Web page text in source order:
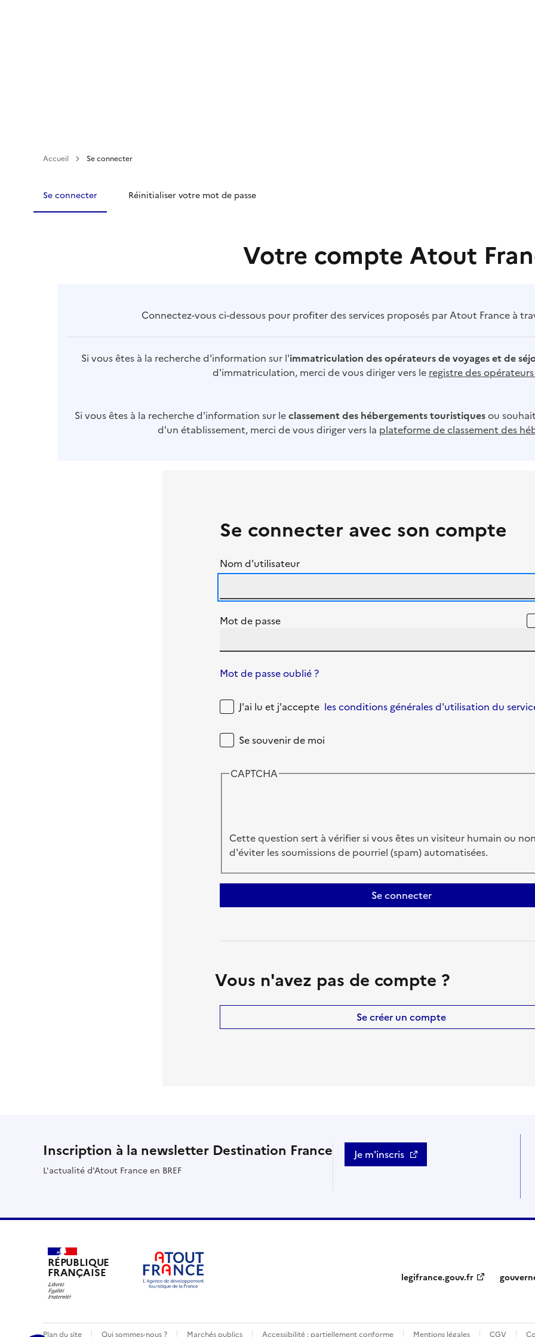
Accueil Se connecter
Se connecter Réinitialiser votre mot de passe
Votre compte Atout
Connectez-vous ci-dessous pour profiter des services proposés par Atout France à
Si vous êtes à la recherche d'information sur l'immatriculation des opérateurs de voyages et de
d'immatriculation, merci de vous diriger vers le registre des
Si vous êtes à la recherche d'information sur leclassement des hébergements touristiquesou
d'un établissement, merci de vous diriger vers la plateforme de classement des
Se connecter avec son compte
Nom d'utilisateur
Mot de passe
Mot de passe oublié ?
J'ai lu et j'accepte les conditions générales d'utilisation du
Se souvenir de moi
CAPTCHA
Cette question sert à vérifier si vous êtes un visiteur humain ou
d'éviter les soumissions de pourriel (spam) automatisées.
Se connecter
Vous n'avez pas de compte ?
Se créer un compte
Inscription à la newsletter Destination France
L'actualité d'Atout France en BREF
Je m'inscris
RÉPUBLIQUE
FRANÇAISE legifrance.gouv.fr
Plan du site Qui sommes-nous ? Marchés publics Accessibilité : partiellement conforme Mentions légales CGV